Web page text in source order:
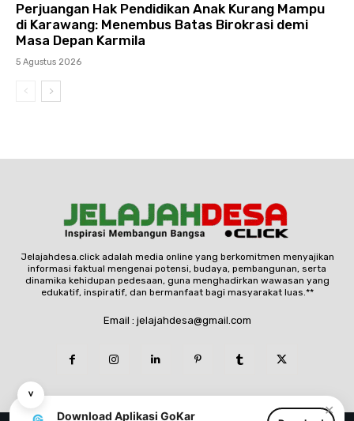
˅
✕
Download Aplikasi GoKar
Perjuangan Hak Pendidikan Anak Kurang Mampu
di Karawang: Menembus Batas Birokrasi demi
Masa Depan Karmila
5 Agustus 2026
Jelajahdesa.click adalah media online yang berkomitmen menyajikan
informasi faktual mengenai potensi, budaya, pembangunan, serta
dinamika kehidupan pedesaan, guna menghadirkan wawasan yang
edukatif, inspiratif, dan bermanfaat bagi masyarakat luas.**
Email : jelajahdesa@gmail.com